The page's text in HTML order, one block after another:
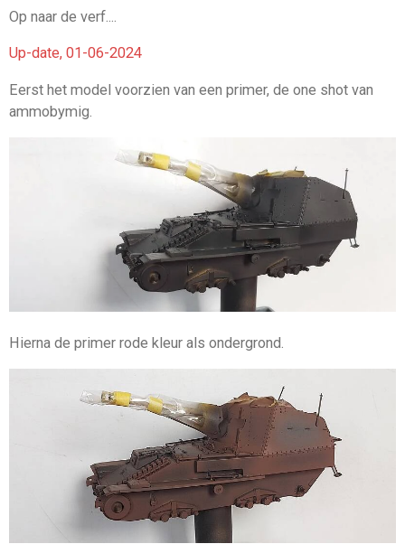
Op naar de verf....
Up-date, 01-06-2024
Eerst het model voorzien van een primer, de one shot van
ammobymig.
Hierna de primer rode kleur als ondergrond.